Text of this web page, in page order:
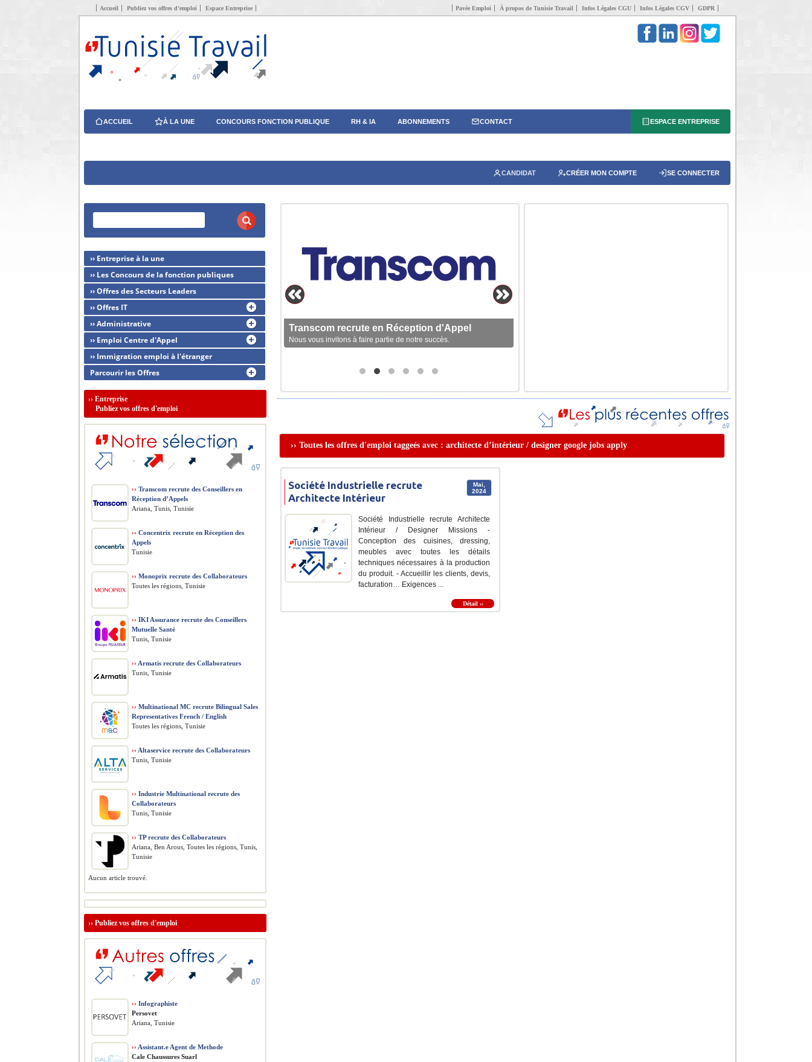
Accueil Publiez vos offres d’emploi Espace Entreprise Pavée Emploi À propos de Tunisie Travail Infos Légales CGU Infos Légales CGV GDPR
ACCUEIL À LA UNE CONCOURS FONCTION PUBLIQUE RH & IA ABONNEMENTS CONTACT ESPACE ENTREPRISE
CANDIDAT CRÉER MON COMPTE SE CONNECTER
Transcom recrute en Réception d'Appel
Nous vous invitons à faire partie de notre succès.
›› Toutes les offres d'emploi taggeés avec : architecte d’intérieur / designer google jobs apply
Mai,
2024
Société Industrielle recrute
Architecte Intérieur
Société Industrielle recrute Architecte
Intérieur / Designer Missions -
Conception des cuisines, dressing,
meubles avec toutes les détails
techniques nécessaires à la production
du produit. - Accueillir les clients, devis,
facturation… Exigences ...
Détail ››
›› Entreprise à la une
›› Les Concours de la fonction publiques
›› Offres des Secteurs Leaders
›› Offres IT
›› Administrative
›› Emploi Centre d'Appel
›› Immigration emploi à l'étranger
Parcourir les Offres
›› Entreprise
Publiez vos offres d'emploi
›› Transcom recrute des Conseillers en
Réception d’Appels
Ariana, Tunis, Tunisie
›› Concentrix recrute en Réception des
Appels
Tunisie
›› Monoprix recrute des Collaborateurs
Toutes les régions, Tunisie
›› IKI Assurance recrute des Conseillers
Mutuelle Santé
Tunis, Tunisie
›› Armatis recrute des Collaborateurs
Tunis, Tunisie
›› Multinational MC recrute Bilingual Sales
Representatives French / English
Toutes les régions, Tunisie
›› Altaservice recrute des Collaborateurs
Tunis, Tunisie
›› Industrie Multinational recrute des
Collaborateurs
Tunis, Tunisie
›› TP recrute des Collaborateurs
Ariana, Ben Arous, Toutes les régions, Tunis,
Tunisie
Aucun article trouvé.
›› Publiez vos offres d'emploi
›› Infographiste
Persovet
Ariana, Tunisie
›› Assistant.e Agent de Methode
Cale Chaussures Suarl